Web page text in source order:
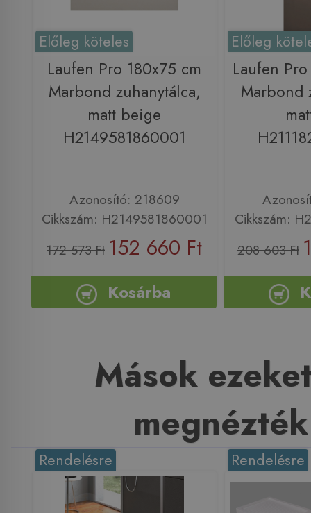
Előleg köteles
Laufen Pro 180x75 cm
Marbond zuhanytálca,
matt beige
H2149581860001
Azonosító: 218609
Cikkszám: H2149581860001
172 573 Ft 152 660 Ft
Kosárba
Előleg
Laufen
Marbond
Cikkszám:
208 603 Ft
Mások
megnézték
Rendelésre Rendelésre